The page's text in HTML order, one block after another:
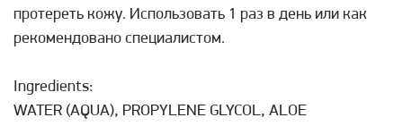
протереть кожу. Использовать 1 раз в день или как
рекомендовано специалистом.
Ingredients:
WATER (AQUA), PROPYLENE GLYCOL, ALOE